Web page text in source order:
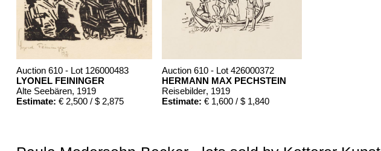
Auction 610 - Lot 126000483
LYONEL FEININGER
Alte Seebären, 1919
Estimate: € 2,500 / $ 2,875
Auction 610 - Lot 426000372
HERMANN MAX PECHSTEIN
Reisebilder, 1919
Estimate: € 1,600 / $ 1,840